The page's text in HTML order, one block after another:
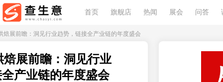
首页 旗舰店 热闻 展会 问答
焙展前瞻：洞见行业趋势，链接全产业链的年度盛会
焙展前瞻：洞见行业
产业链的年度盛会